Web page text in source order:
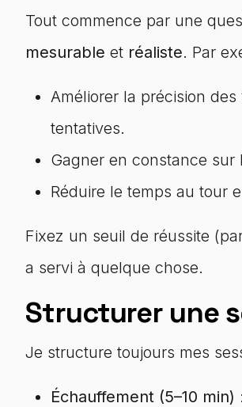
Tout commence par une
mesurable et réaliste. Par
Améliorer la précision
tentatives.
Gagner en constance
Réduire le temps au tour
Fixez un seuil de réussite
a servi à quelque chose.
Structurer une
Je structure toujours mes
Échauffement (5–10 min)